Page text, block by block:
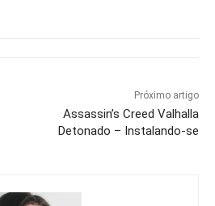
Próximo artigo
Assassin’s Creed Valhalla
Detonado – Instalando-se